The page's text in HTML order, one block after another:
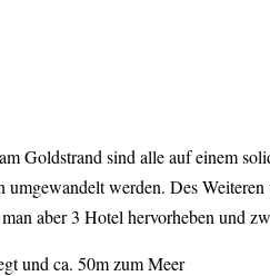
Goldstrand sind alle auf einem
werden. Des
aber 3 Hotel hervorheben und
und ca. 50m zum Meer